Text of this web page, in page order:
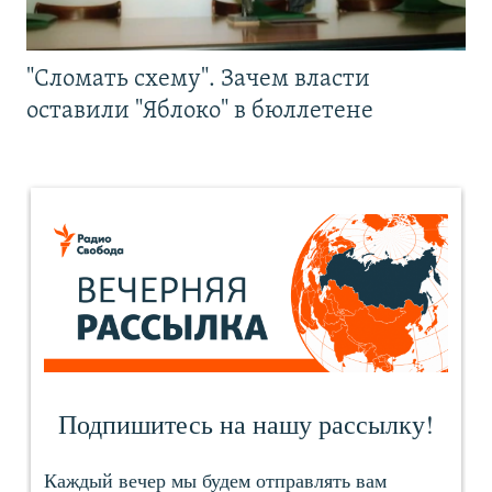
"Сломать схему". Зачем власти
оставили "Яблоко" в бюллетене